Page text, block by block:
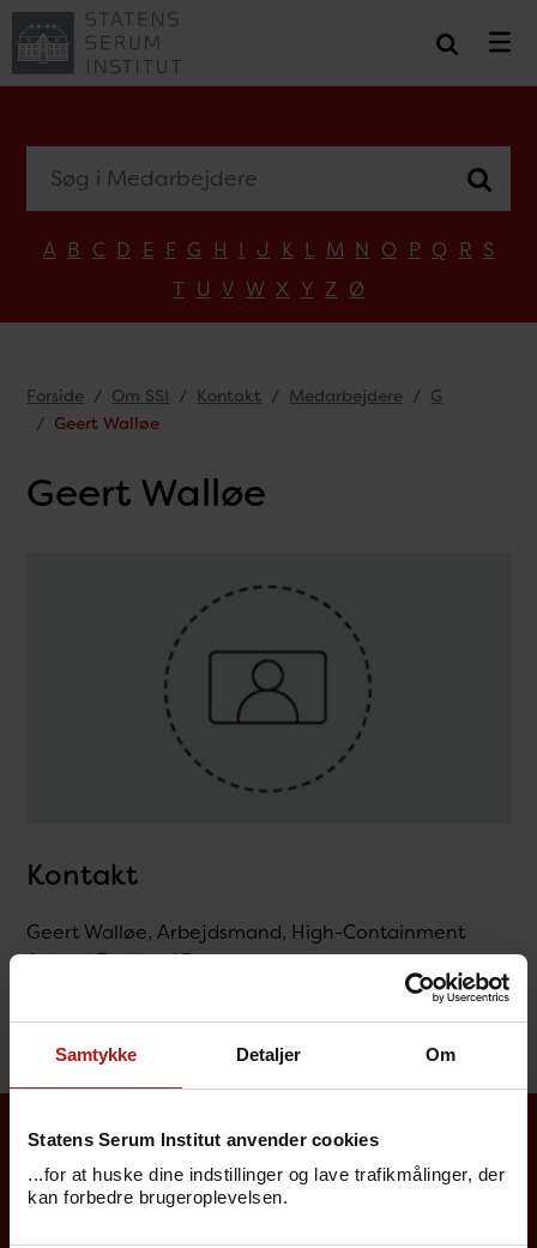
Samtykke Detaljer Om
Statens Serum Institut anvender cookies
...for at huske dine indstillinger og lave trafikmålinger, der
kan forbedre brugeroplevelsen.
A B C D E F G H I J K L M N O P Q R S
T U V W X Y Z Ø
Forside Om SSI Kontakt Medarbejdere
G
Geert Walløe
Geert Walløe
Kontakt
Geert Walløe, Arbejdsmand, High-Containment
Animal Facility / Dyrepasserne
Borgere